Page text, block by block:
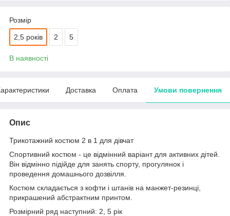
Розмір
2,5 років 2 5
В наявності
Доставка Оплата Умови повернення
Опис
Трикотажний костюм 2 в 1 для дівчат
Спортивний костюм - це відмінний варіант для активних дітей.
Він відмінно підійде для занять спорту, прогулянок і
проведення домашнього дозвілля.
Костюм складається з кофти і штанів на манжет-резинці,
прикрашений абстрактним принтом.
Розмірний ряд наступний: 2, 5 рік